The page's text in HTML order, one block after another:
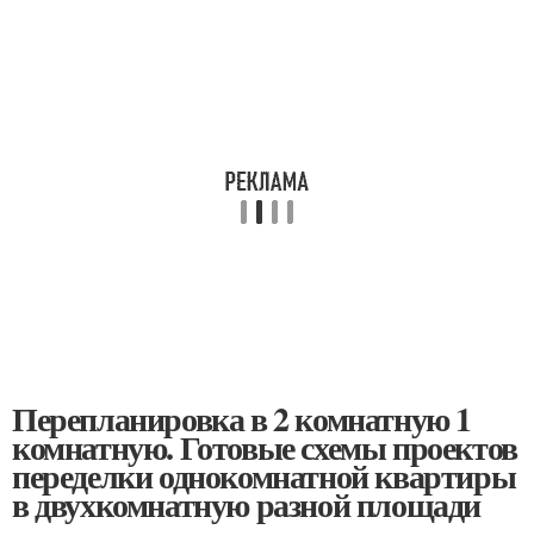
Перепланировка в 2 комнатную 1
комнатную. Готовые схемы проектов
переделки однокомнатной квартиры
в двухкомнатную разной площади